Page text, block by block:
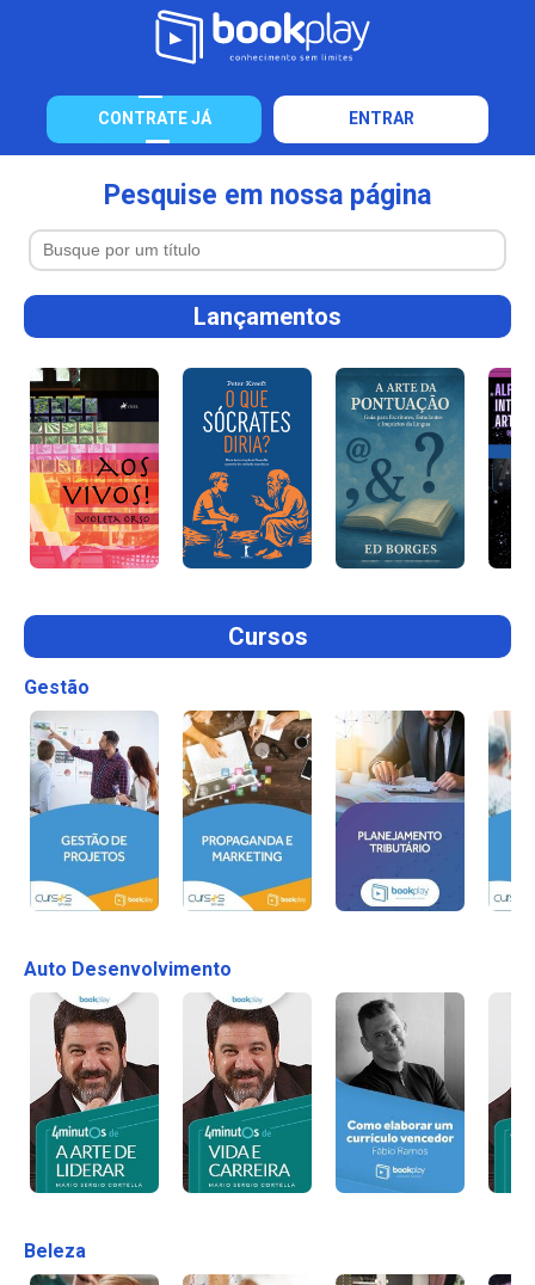
CONTRATE JÁ ENTRAR
Pesquise em nossa página
Lançamentos
Cursos
Gestão
Auto Desenvolvimento
Beleza